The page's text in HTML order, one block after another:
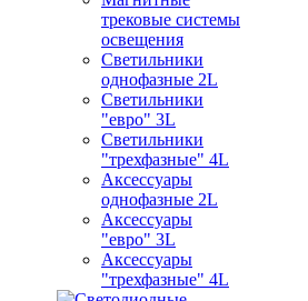
трековые системы
освещения
Светильники
однофазные 2L
Светильники
"евро" 3L
Светильники
"трехфазные" 4L
Аксессуары
однофазные 2L
Аксессуары
"евро" 3L
Аксессуары
"трехфазные" 4L